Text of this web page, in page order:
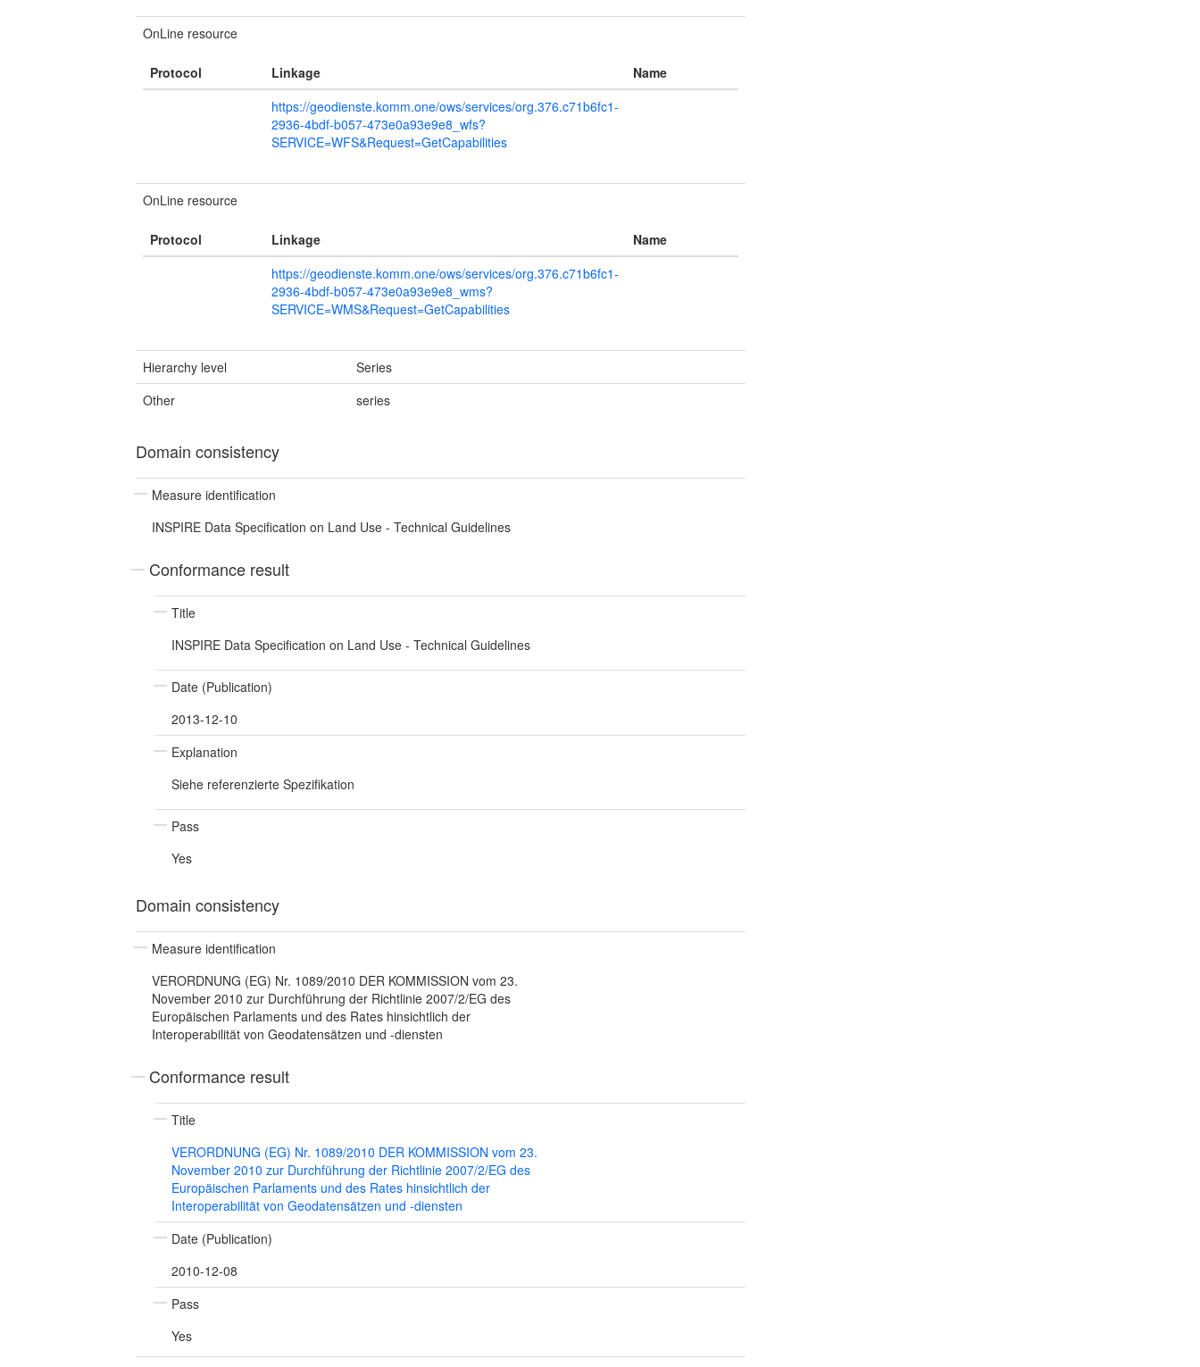
OnLine resource
Protocol Linkage
Name
https://geodienste.komm.one/ows/services/org.376.c71b6fc1-
2936-4bdf-b057-473e0a93e9e8_wfs?
SERVICE=WFS&Request=GetCapabilities
OnLine resource
Protocol Linkage
Name
https://geodienste.komm.one/ows/services/org.376.c71b6fc1-
2936-4bdf-b057-473e0a93e9e8_wms?
SERVICE=WMS&Request=GetCapabilities
Hierarchy level
Series
Other
series
Domain consistency
Measure identification
INSPIRE Data Specification on Land Use - Technical Guidelines
Conformance result
Title
INSPIRE Data Specification on Land Use - Technical Guidelines
Date (Publication)
2013-12-10
Explanation
Siehe referenzierte Spezifikation
Pass
Yes
Domain consistency
Measure identification
VERORDNUNG (EG) Nr. 1089/2010 DER KOMMISSION vom 23.
November 2010 zur Durchführung der Richtlinie 2007/2/EG des
Europäischen Parlaments und des Rates hinsichtlich der
Interoperabilität von Geodatensätzen und -diensten
Conformance result
Title
VERORDNUNG (EG) Nr. 1089/2010 DER KOMMISSION vom 23.
November 2010 zur Durchführung der Richtlinie 2007/2/EG des
Europäischen Parlaments und des Rates hinsichtlich der
Interoperabilität von Geodatensätzen und -diensten
Date (Publication)
2010-12-08
Pass
Yes